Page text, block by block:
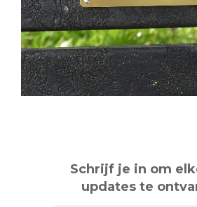
Schrijf je in om
updates te